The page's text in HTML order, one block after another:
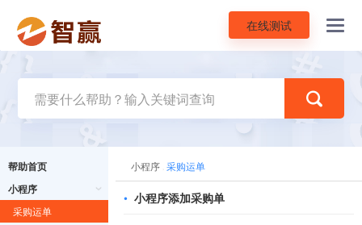
在线测试
帮助首页
小程序
采购运单
小程序 采购运单
• 小程序添加采购单